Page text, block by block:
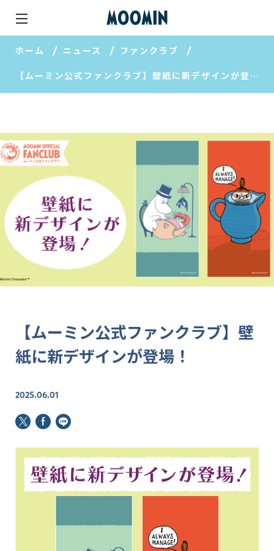
ホーム ニュース ファンクラブ
【ムーミン公式ファンクラブ】壁紙に新デザインが登場！
【ムーミン公式ファンクラブ】壁
紙に新デザインが登場！
2025.06.01